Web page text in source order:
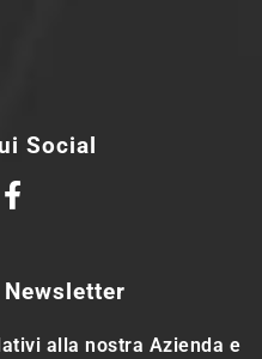
Social
alla nostra Azienda e